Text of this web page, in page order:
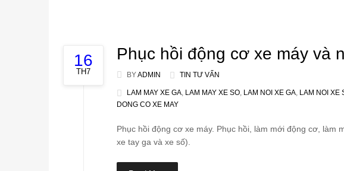
16
TH7
Phục hồi động cơ xe máy và
BYADMIN TIN TƯ VẤN
LAM MAY XE GA, LAM MAY XE SO, LAM NOI XE GA, LAM NOI XE
DONG CO XE MAY
Phục hồi động cơ xe máy. Phục hồi, làm mới động cơ, làm
xe tay ga và xe số).